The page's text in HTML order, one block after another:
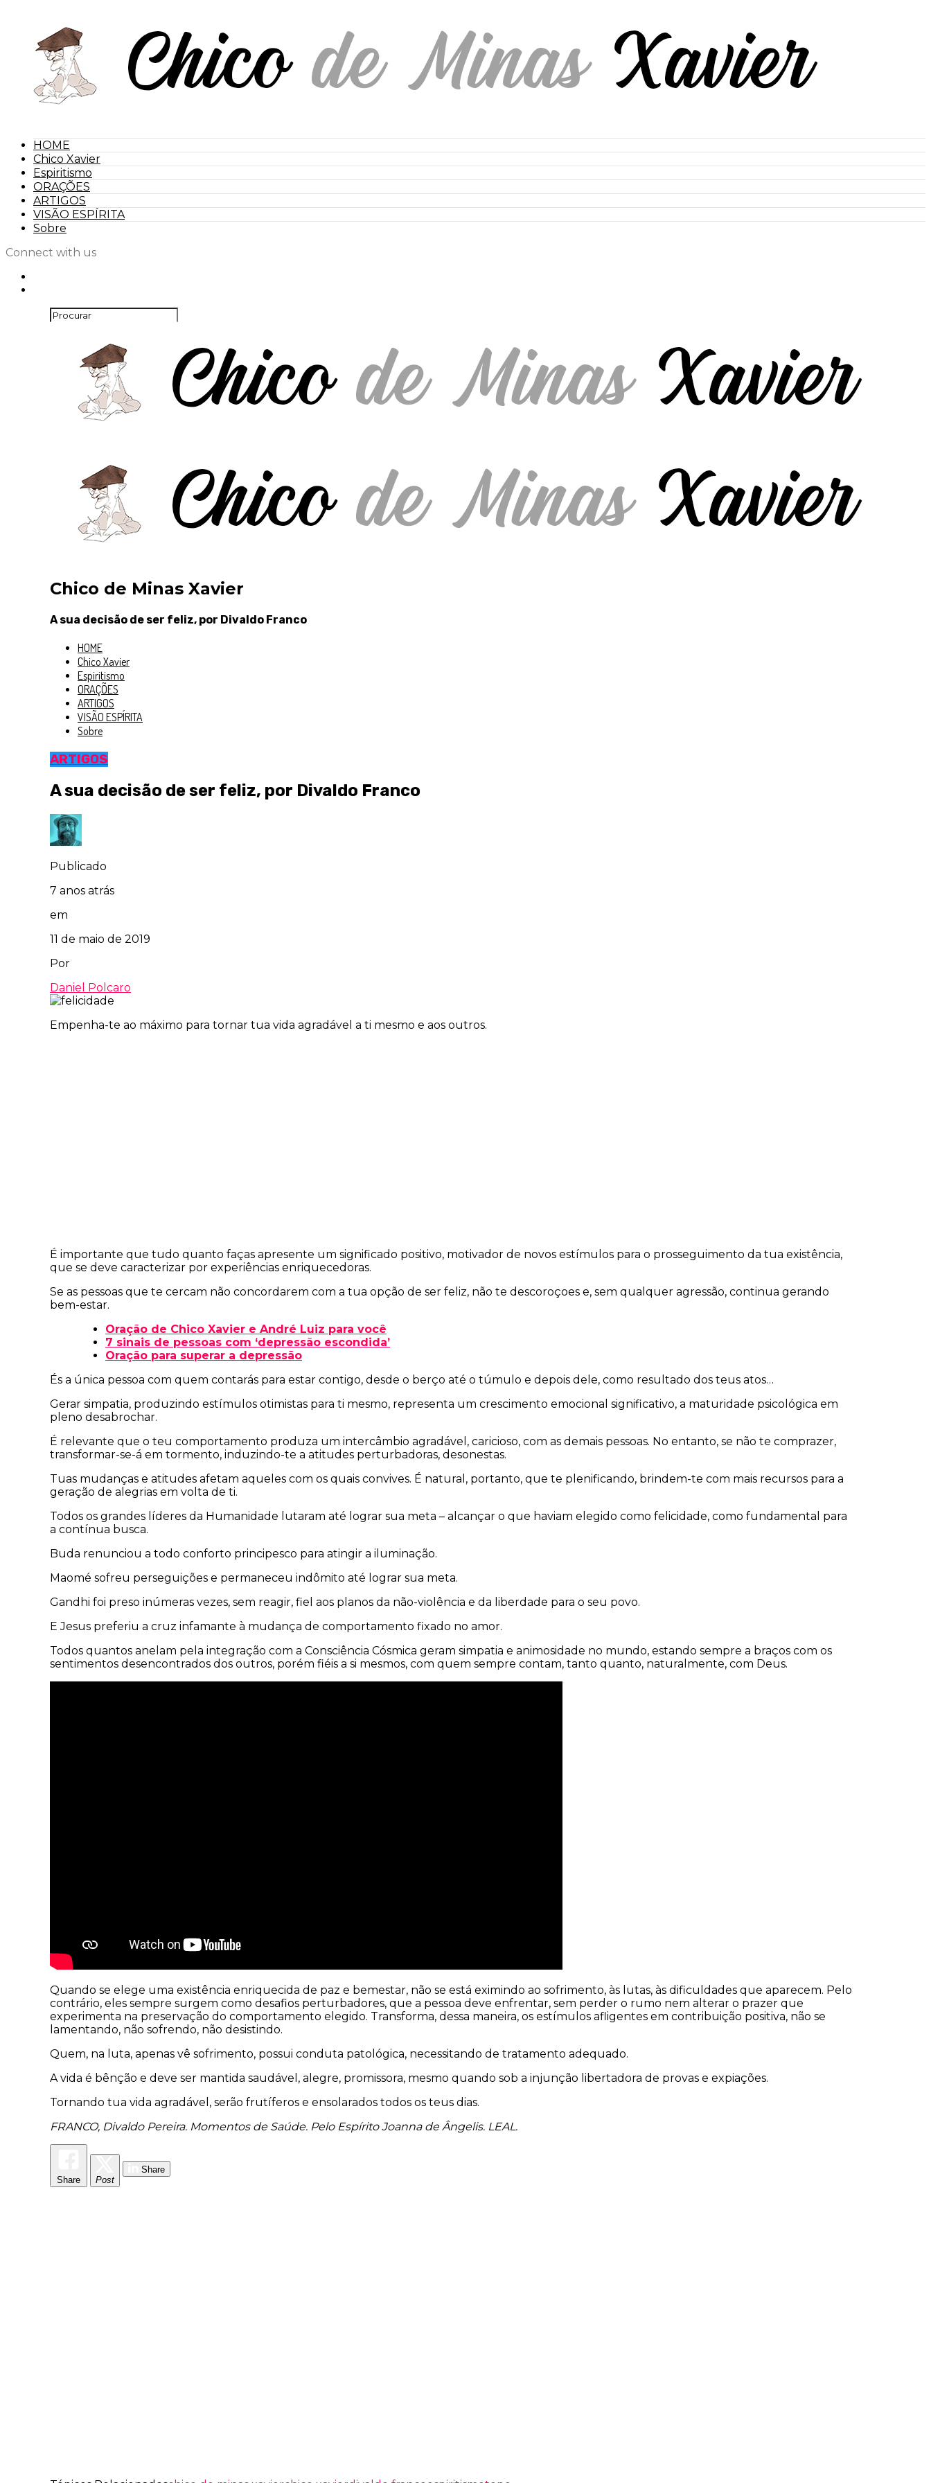
HOME
Chico Xavier
Espiritismo
ORAÇÕES
ARTIGOS
VISÃO ESPÍRITA
Sobre
Connect with us
Chico de Minas Xavier
A sua decisão de ser feliz, por Divaldo Franco
HOME
Chico Xavier
Espiritismo
ORAÇÕES
ARTIGOS
VISÃO ESPÍRITA
Sobre
ARTIGOS
A sua decisão de ser feliz, por Divaldo Franco
Publicado
7 anos atrás
em
11 de maio de 2019
Por
Daniel Polcaro
Empenha-te ao máximo para tornar tua vida agradável a ti mesmo e aos outros.
É importante que tudo quanto faças apresente um significado positivo, motivador de novos estímulos para o prosseguimento da tua existência,
que se deve caracterizar por experiências enriquecedoras.
Se as pessoas que te cercam não concordarem com a tua opção de ser feliz, não te descoroçoes e, sem qualquer agressão, continua gerando
bem-estar.
Oração de Chico Xavier e André Luiz para você
7 sinais de pessoas com ‘depressão escondida’
Oração para superar a depressão
És a única pessoa com quem contarás para estar contigo, desde o berço até o túmulo e depois dele, como resultado dos teus atos…
Gerar simpatia, produzindo estímulos otimistas para ti mesmo, representa um crescimento emocional significativo, a maturidade psicológica em
pleno desabrochar.
É relevante que o teu comportamento produza um intercâmbio agradável, caricioso, com as demais pessoas. No entanto, se não te comprazer,
transformar-se-á em tormento, induzindo-te a atitudes perturbadoras, desonestas.
Tuas mudanças e atitudes afetam aqueles com os quais convives. É natural, portanto, que te plenificando, brindem-te com mais recursos para a
geração de alegrias em volta de ti.
Todos os grandes líderes da Humanidade lutaram até lograr sua meta – alcançar o que haviam elegido como felicidade, como fundamental para
a contínua busca.
Buda renunciou a todo conforto principesco para atingir a iluminação.
Maomé sofreu perseguições e permaneceu indômito até lograr sua meta.
Gandhi foi preso inúmeras vezes, sem reagir, fiel aos planos da não-violência e da liberdade para o seu povo.
E Jesus preferiu a cruz infamante à mudança de comportamento fixado no amor.
Todos quantos anelam pela integração com a Consciência Cósmica geram simpatia e animosidade no mundo, estando sempre a braços com os
sentimentos desencontrados dos outros, porém fiéis a si mesmos, com quem sempre contam, tanto quanto, naturalmente, com Deus.
Quando se elege uma existência enriquecida de paz e bemestar, não se está eximindo ao sofrimento, às lutas, às dificuldades que aparecem. Pelo
contrário, eles sempre surgem como desafios perturbadores, que a pessoa deve enfrentar, sem perder o rumo nem alterar o prazer que
experimenta na preservação do comportamento elegido. Transforma, dessa maneira, os estímulos afligentes em contribuição positiva, não se
lamentando, não sofrendo, não desistindo.
Quem, na luta, apenas vê sofrimento, possui conduta patológica, necessitando de tratamento adequado.
A vida é bênção e deve ser mantida saudável, alegre, promissora, mesmo quando sob a injunção libertadora de provas e expiações.
Tornando tua vida agradável, serão frutíferos e ensolarados todos os teus dias.
FRANCO, Divaldo Pereira. Momentos de Saúde. Pelo Espírito Joanna de Ângelis. LEAL.
Share Post
Share